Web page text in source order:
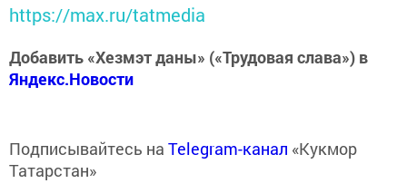
https://max.ru/tatmedia
Добавить «Хезмэт даны» («Трудовая слава») в
Яндекс.Новости
Подписывайтесь на Telegram-канал «Кукмор
Татарстан»